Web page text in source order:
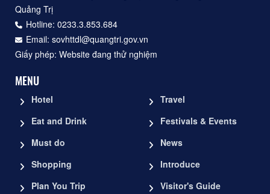
Quảng Trị
Hotline: 0233.3.853.684
Email: sovhttdl@quangtri.gov.vn
Giấy phép: Website đang thử nghiệm
MENU
Hotel
Eat and Drink
Must do
Shopping
Plan You Trip
Travel
Festivals & Events
News
Introduce
Visitor's Guide